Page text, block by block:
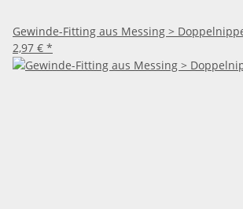
Gewinde-Fitting aus Messing >
2,97 € *